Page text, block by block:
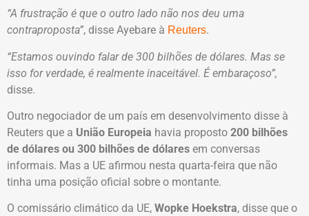
“A frustração é que o outro lado não nos deu uma
contraproposta”, disse Ayebare à Reuters.
“Estamos ouvindo falar de 300 bilhões de dólares. Mas se
isso for verdade, é realmente inaceitável. É embaraçoso”,
disse.
Outro negociador de um país em desenvolvimento disse à
Reuters que a União Europeia havia proposto 200 bilhões
de dólares ou 300 bilhões de dólares em conversas
informais. Mas a UE afirmou nesta quarta-feira que não
tinha uma posição oficial sobre o montante.
O comissário climático da UE, Wopke Hoekstra, disse que o